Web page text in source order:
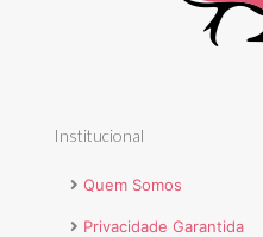
Institucional
Quem Somos
Privacidade Garantida